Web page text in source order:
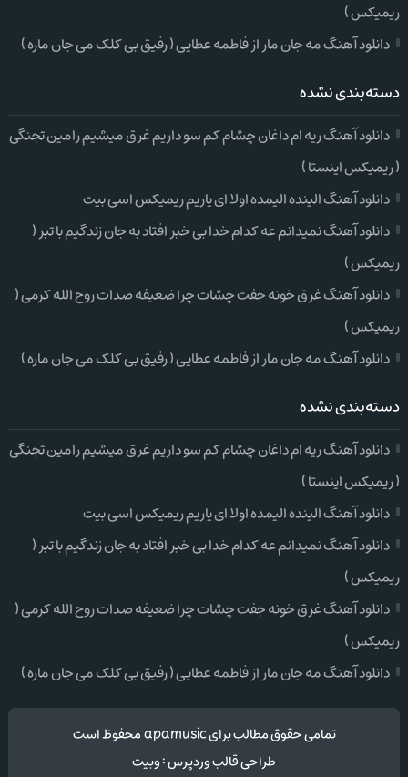
ریمیکس )
دانلود آهنگ مه جان مار از فاطمه عطایی ( رفیق بی کلک می جان ماره )
دسته‌بندی نشده
دانلود آهنگ ریه ام داغان چشام کم سو داریم غرق میشیم رامین تجنگی
( ریمیکس اینستا )
دانلود آهنگ الینده الیمده اولا ای یاریم ریمیکس اسی بیت
دانلود آهنگ نمیدانم عه کدام خدا بی خبر افتاد به جان زندگیم با تبر (
ریمیکس )
دانلود آهنگ غرق خونه جفت چشات چرا ضعیفه صدات روح الله کرمی (
ریمیکس )
دانلود آهنگ مه جان مار از فاطمه عطایی ( رفیق بی کلک می جان ماره )
دسته‌بندی نشده
دانلود آهنگ ریه ام داغان چشام کم سو داریم غرق میشیم رامین تجنگی
( ریمیکس اینستا )
دانلود آهنگ الینده الیمده اولا ای یاریم ریمیکس اسی بیت
دانلود آهنگ نمیدانم عه کدام خدا بی خبر افتاد به جان زندگیم با تبر (
ریمیکس )
دانلود آهنگ غرق خونه جفت چشات چرا ضعیفه صدات روح الله کرمی (
ریمیکس )
دانلود آهنگ مه جان مار از فاطمه عطایی ( رفیق بی کلک می جان ماره )
تمامی حقوق مطالب برای apamusic محفوظ است
طراحی قالب وردپرس:وبیت